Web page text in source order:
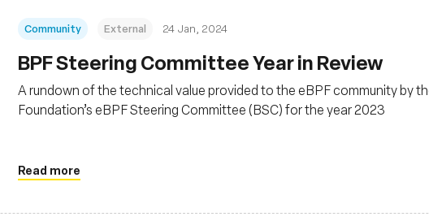
Community External 24 Jan, 2024
BPF Steering Committee Year in Review
A rundown of the technical value provided to the eBPF community by
Foundation’s eBPF Steering Committee (BSC) for the year 2023
Read more